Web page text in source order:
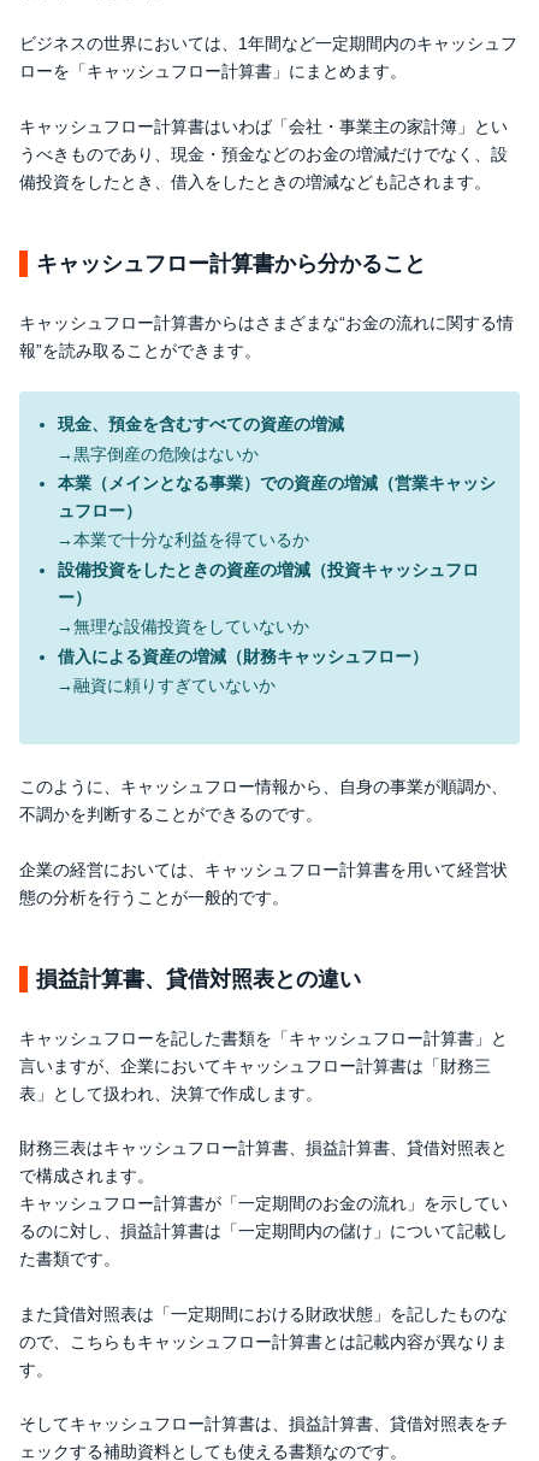
ビジネスの世界においては、1年間など一定期間内のキャッシュフ
ローを「キャッシュフロー計算書」にまとめます。
キャッシュフロー計算書はいわば「会社・事業主の家計簿」とい
うべきものであり、現金・預金などのお金の増減だけでなく、設
備投資をしたとき、借入をしたときの増減なども記されます。
キャッシュフロー計算書から分かること
キャッシュフロー計算書からはさまざまな“お金の流れに関する情
報”を読み取ることができます。
現金、預金を含むすべての資産の増減
→黒字倒産の危険はないか
本業（メインとなる事業）での資産の増減（営業キャッシ
ュフロー）
→本業で十分な利益を得ているか
設備投資をしたときの資産の増減（投資キャッシュフロ
ー）
→無理な設備投資をしていないか
借入による資産の増減（財務キャッシュフロー）
→融資に頼りすぎていないか
このように、キャッシュフロー情報から、自身の事業が順調か、
不調かを判断することができるのです。
企業の経営においては、キャッシュフロー計算書を用いて経営状
態の分析を行うことが一般的です。
損益計算書、貸借対照表との違い
キャッシュフローを記した書類を「キャッシュフロー計算書」と
言いますが、企業においてキャッシュフロー計算書は「財務三
表」として扱われ、決算で作成します。
財務三表はキャッシュフロー計算書、損益計算書、貸借対照表と
で構成されます。
キャッシュフロー計算書が「一定期間のお金の流れ」を示してい
るのに対し、損益計算書は「一定期間内の儲け」について記載し
た書類です。
また貸借対照表は「一定期間における財政状態」を記したものな
ので、こちらもキャッシュフロー計算書とは記載内容が異なりま
す。
そしてキャッシュフロー計算書は、損益計算書、貸借対照表をチ
ェックする補助資料としても使える書類なのです。